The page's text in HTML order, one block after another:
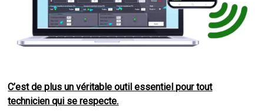
C’est de plus un véritable outil essentiel pour tout
technicien qui se respecte.